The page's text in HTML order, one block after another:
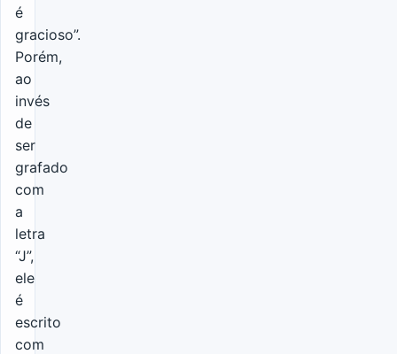
é
gracioso”.
Porém,
ao
invés
de
ser
grafado
com
a
letra
“J”,
ele
é
escrito
com